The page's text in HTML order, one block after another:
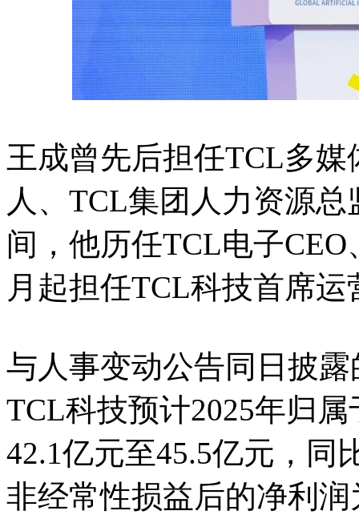
王成曾先后担任TCL多
人、TCL集团人力资源
间，他历任TCL电子
月起担任TCL科技首席运
与人事变动公告同日披
TCL科技预计2025年归
42.1亿元至45.5亿元，同
非经常性损益后的净利